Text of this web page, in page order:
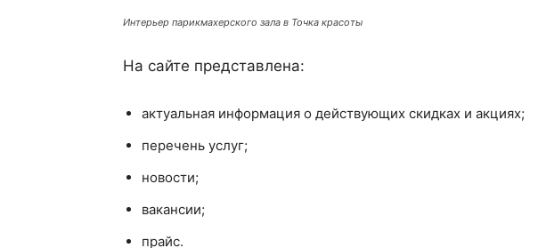
Интерьер парикмахерского зала в Точка красоты
На сайте представлена:
актуальная информация о действующих скидках и акциях;
перечень услуг;
новости;
вакансии;
прайс.